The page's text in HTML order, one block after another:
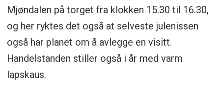
Mjøndalen på torget fra klokken 15.30 til 16.30,
og her ryktes det også at selveste julenissen
også har planet om å avlegge en visitt.
Handelstanden stiller også i år med varm
lapskaus.